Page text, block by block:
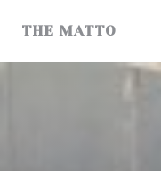
THE MATTO